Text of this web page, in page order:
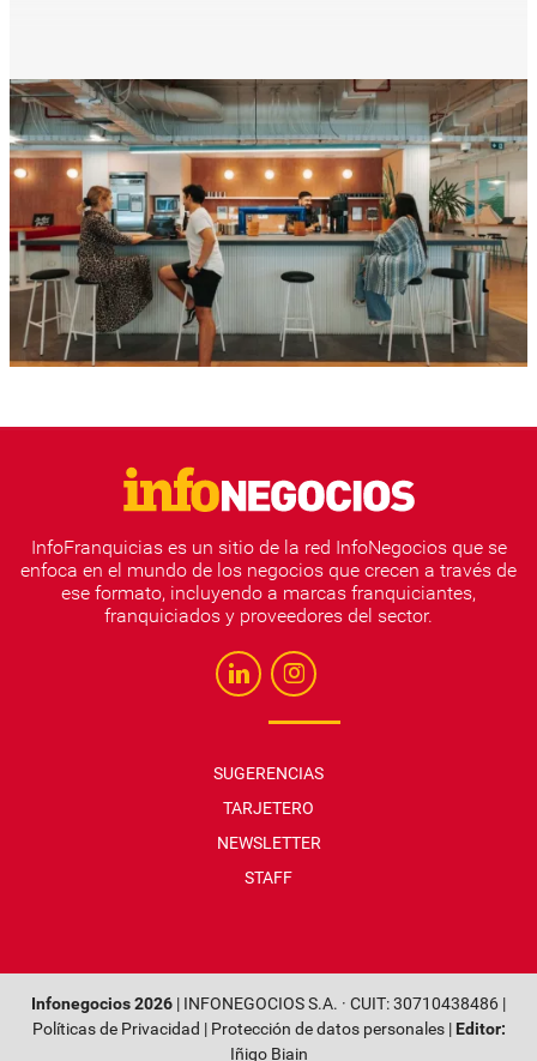
InfoFranquicias es un sitio de la red InfoNegocios que se
enfoca en el mundo de los negocios que crecen a través de
ese formato, incluyendo a marcas franquiciantes,
franquiciados y proveedores del sector.
SUGERENCIAS
TARJETERO
NEWSLETTER
STAFF
Infonegocios 2026 | INFONEGOCIOS S.A. · CUIT: 30710438486 |
Políticas de Privacidad | Protección de datos personales| Editor:
Iñigo Biain